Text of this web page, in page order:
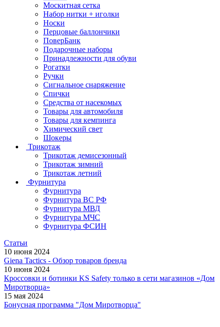
Москитная сетка
Набор нитки + иголки
Носки
Перцовые баллончики
ПоверБанк
Подарочные наборы
Принадлежности для обуви
Рогатки
Ручки
Сигнальное снаряжение
Спички
Средства от насекомых
Товары для автомобиля
Товары для кемпинга
Химический свет
Шокеры
Трикотаж
Трикотаж демисезонный
Трикотаж зимний
Трикотаж летний
Фурнитура
Фурнитура
Фурнитура ВС РФ
Фурнитура МВД
Фурнитура МЧС
Фурнитура ФСИН
Статьи
10 июня 2024
Giena Tactics - Обзор товаров бренда
10 июня 2024
Кроссовки и ботинки KS Safety только в сети магазинов «Дом
Миротворца»
15 мая 2024
Бонусная программа "Дом Миротворца"